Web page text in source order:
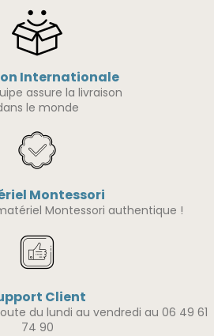
Internationale
assure la livraison
le monde
Montessori
Montessori authentique !
Client
du lundi au vendredi au 06 49 61
74 90